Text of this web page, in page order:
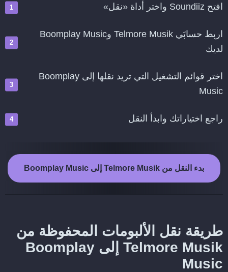
افتح Soundiiz واختر أداة «نقل»
اربط حسابَي Telmore Musik وBoomplay Music
لديك
اختر قوائم التشغيل التي تريد نقلها إلى Boomplay
Music
راجع اختياراتك وابدأ النقل
بدء النقل من Telmore Musik إلى Boomplay Music
طريقة نقل الألبومات المحفوظة من
Telmore Musik إلى Boomplay
Music